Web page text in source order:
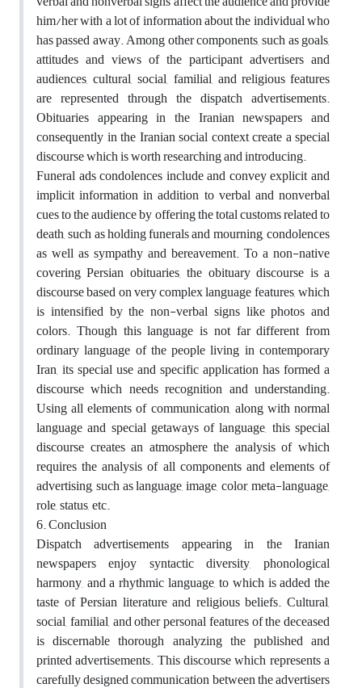
him/her with a lot of information about the individual who
has passed away. Among other components, such as goals,
attitudes and views of the participant advertisers and
audiences, cultural, social, familial, and religious features
are represented through the dispatch advertisements.
Obituaries appearing in the Iranian newspapers and
consequently in the Iranian social context create a special
discourse which is worth researching and introducing.
Funeral ads condolences include and convey explicit and
implicit information in addition to verbal and nonverbal
cues to the audience by offering the total customs related to
death, such as holding funerals and mourning, condolences
as well as sympathy and bereavement. To a non-native
covering Persian obituaries, the obituary discourse is a
discourse based on very complex language features, which
is intensified by the non-verbal signs like photos and
colors. Though this language is not far different from
ordinary language of the people living in contemporary
Iran, its special use and specific application has formed a
discourse which needs recognition and understanding.
Using all elements of communication, along with normal
language and special getaways of language, this special
discourse creates an atmosphere the analysis of which
requires the analysis of all components and elements of
advertising, such as language, image, color, meta-language,
role, status, etc.
6. Conclusion
Dispatch advertisements appearing in the Iranian
newspapers enjoy syntactic diversity, phonological
harmony, and a rhythmic language, to which is added the
taste of Persian literature and religious beliefs. Cultural,
social, familial, and other personal features of the deceased
is discernable thorough analyzing the published and
printed advertisements. This discourse which represents a
carefully designed communication between the advertisers